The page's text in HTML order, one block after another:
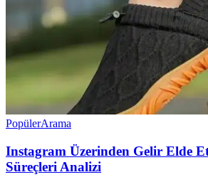
PopülerArama
Instagram Üzerinden Gelir Elde
Süreçleri Analizi